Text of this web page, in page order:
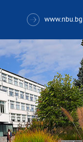
 www.nbu.bg